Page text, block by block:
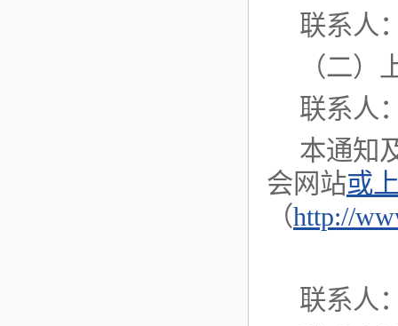
联系人
（二
联系人
本通知
会网站或
（http://
联系人